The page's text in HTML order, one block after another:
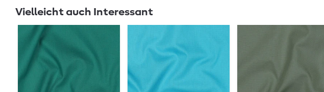
Vielleicht auch Interessant